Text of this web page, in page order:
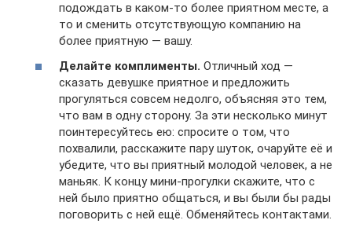
подождать в каком-то более приятном месте, а
то и сменить отсутствующую компанию на
более приятную — вашу.
Делайте комплименты. Отличный ход —
сказать девушке приятное и предложить
прогуляться совсем недолго, объясняя это тем,
что вам в одну сторону. За эти несколько минут
поинтересуйтесь ею: спросите о том, что
похвалили, расскажите пару шуток, очаруйте её и
убедите, что вы приятный молодой человек, а не
маньяк. К концу мини-прогулки скажите, что с
ней было приятно общаться, и вы были бы рады
поговорить с ней ещё. Обменяйтесь контактами.